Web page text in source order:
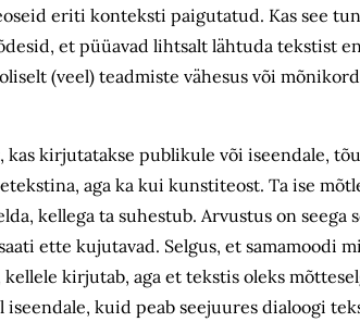
eriti konteksti paigutatud. Kas see
et püüavad lihtsalt lähtuda tekstist
(veel) teadmiste vähesus või
kas kirjutatakse publikule või iseendale,
aga ka kui kunstiteost. Ta ise
kellega ta suhestub. Arvustus on seega
ette kujutavad. Selgus, et samamoodi
kirjutab, aga et tekstis oleks
kuid peab seejuures dialoogi